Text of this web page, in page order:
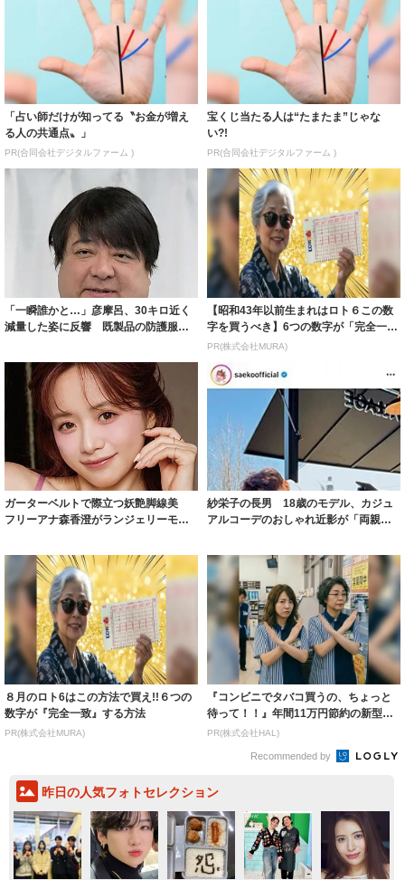
「占い師だけが知ってる〝お金が増え
る人の共通点〟」
PR(合同会社デジタルファーム )
宝くじ当たる人は“たまたま”じゃな
い?!
PR(合同会社デジタルファーム )
「一瞬誰かと…」彦摩呂、30キロ近く
減量した姿に反響 既製品の防護服が
【昭和43年以前生まれはロト６この数
字を買うべき】6つの数字が「完全一
致」する方...
PR(株式会社MURA)
ガーターベルトで際立つ妖艶脚線美
フリーアナ森香澄がランジェリーモデ
紗栄子の長男 18歳のモデル、カジュ
アルコーデのおしゃれ近影が「両親の
８月のロト6はこの方法で買え!!６つの
数字が『完全一致』する方法
PR(株式会社MURA)
『コンビニでタバコ買うの、ちょっと
待って！！』年間11万円節約の新型タ
バコ
PR(株式会社HAL)
Recommended by
昨日の人気フォトセレクション